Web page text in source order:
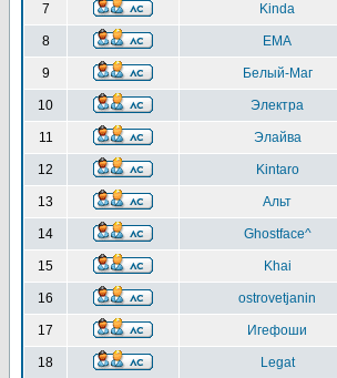
7 Kinda
8 EMA
9 Белый-Маг
10 Электра
11 Элайва
12 Kintaro
13 Альт
14 Ghostface^
15 Khai
16 ostrovetjanin
17 Игефоши
18 Legat